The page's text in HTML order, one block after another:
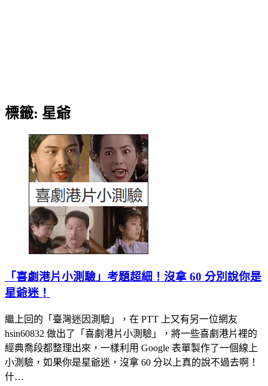
標籤: 星爺
「喜劇港片小測驗」考題超細！沒拿 60 分別說你是
星爺迷！
繼上回的「臺灣迷因測驗」，在 PTT 上又有另一位網友
hsin60832 做出了「喜劇港片小測驗」，將一些喜劇港片裡的
經典喬段都整理出來，一樣利用 Google 表單製作了一個線上
小測驗，如果你是星爺迷，沒拿 60 分以上真的說不過去啊！
什…